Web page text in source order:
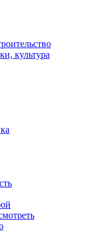
культура